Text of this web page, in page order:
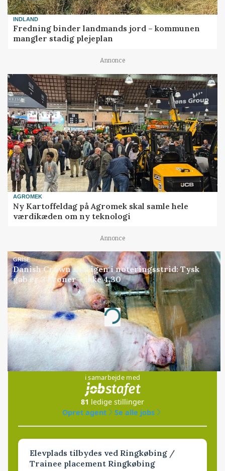
INDLAND
Fredning binder landmands jord – kommunen
mangler stadig plejeplan
Annonce
AGROMEK
Ny Kartoffeldag på Agromek skal samle hele
værdikæden om ny teknologi
Annonce
GRISE
Danish Crown slår igen i noteringsstrid: Tysk
gab er 3 kroner – ikke 4,30
Annonce
Loading...
Jobs
i samarbejde med
81 ledige stillinger
Opret agent
Se alle jobs
Elevplads tilbydes ved Ringkøbing /
Trainee placement Ringkøbing